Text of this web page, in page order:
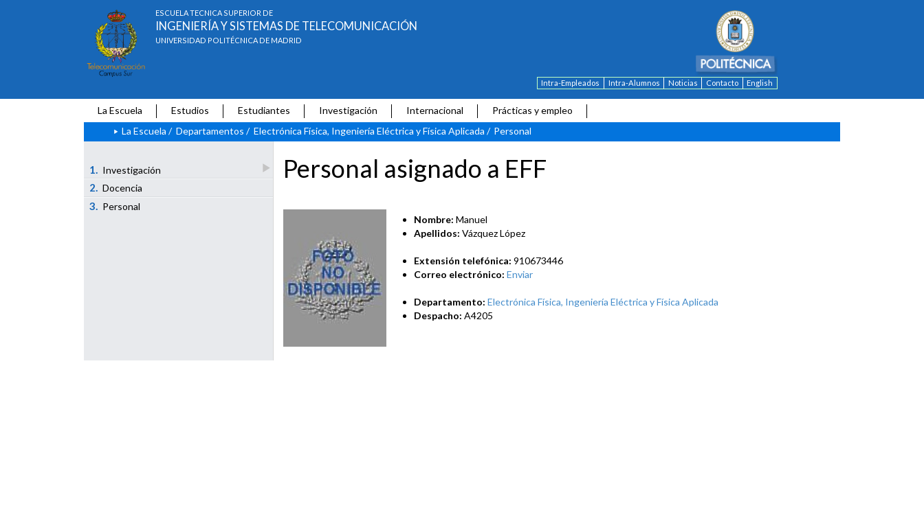
ESCUELA TÉCNICA SUPERIOR DE
INGENIERÍA Y SISTEMAS DE TELECOMUNICACIÓN
UNIVERSIDAD POLITÉCNICA DE MADRID
Intra-Empleados Intra-Alumnos Noticias Contacto English
La Escuela Estudios Estudiantes Investigación Internacional
Prácticas y empleo
La Escuela / Departamentos / Electrónica Física, Ingeniería Eléctrica y Física Aplicada / Personal
1. Investigación
2. Docencia
3. Personal
Personal asignado a EFF
Nombre: Manuel
Apellidos: Vázquez López
Extensión telefónica: 910673446
Correo electrónico: Enviar
Departamento: Electrónica Física, Ingeniería Eléctrica y Física Aplicada
Despacho: A4205